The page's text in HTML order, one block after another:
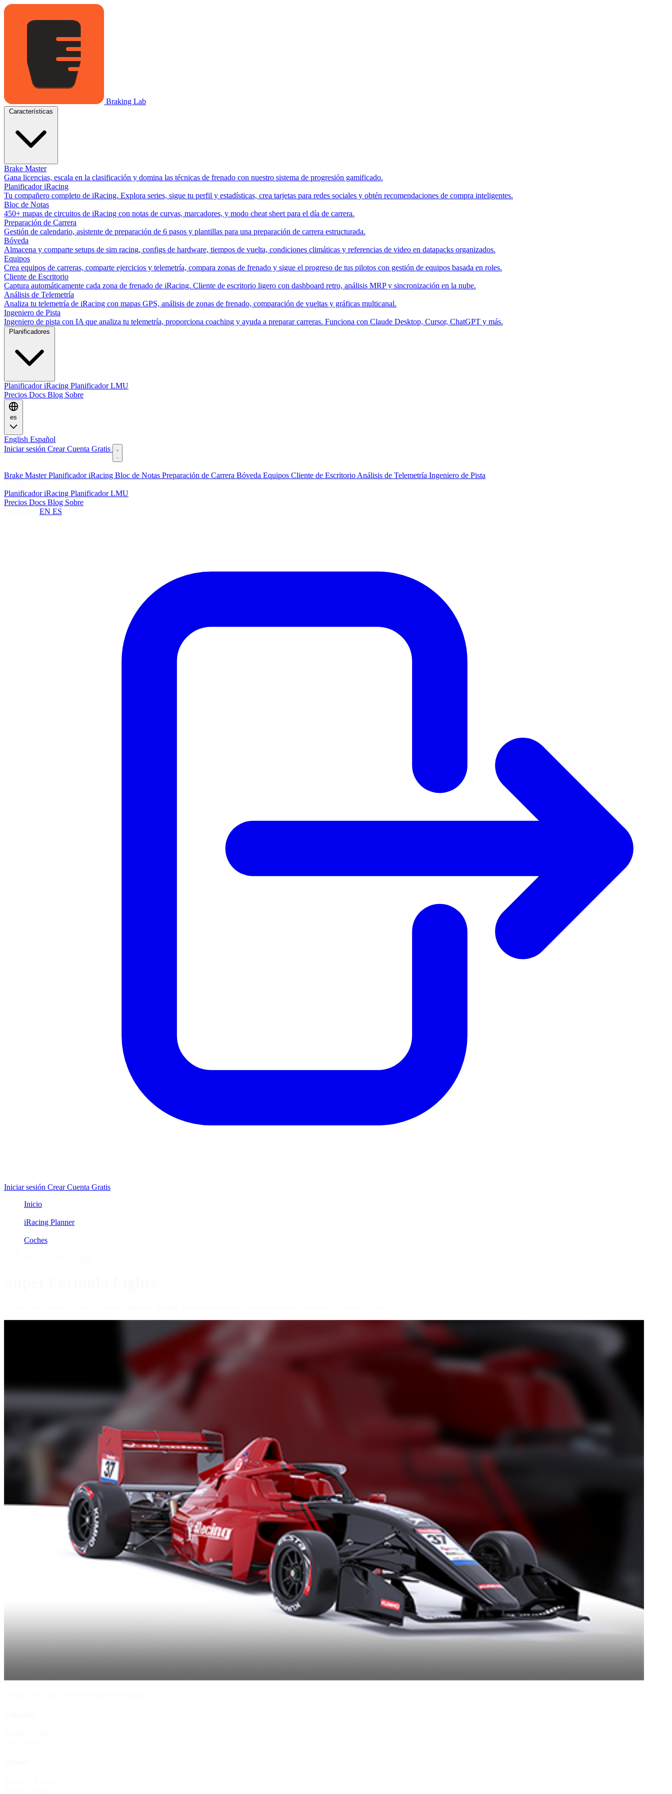
Braking Lab
Brake Master
Gana licencias, escala en la clasificación y domina las técnicas de frenado con nuestro sistema de progresión gamificado.
Planificador iRacing
Tu compañero completo de iRacing. Explora series, sigue tu perfil y estadísticas, crea tarjetas para redes sociales y obtén recomendaciones de compra inteligentes.
Bloc de Notas
450+ mapas de circuitos de iRacing con notas de curvas, marcadores, y modo cheat sheet para el día de carrera.
Preparación de Carrera
Gestión de calendario, asistente de preparación de 6 pasos y plantillas para una preparación de carrera estructurada.
Bóveda
Almacena y comparte setups de sim racing, configs de hardware, tiempos de vuelta, condiciones climáticas y referencias de video en datapacks organizados.
Equipos
Crea equipos de carreras, comparte ejercicios y telemetría, compara zonas de frenado y sigue el progreso de tus pilotos con gestión de equipos basada en roles.
Cliente de Escritorio
Captura automáticamente cada zona de frenado de iRacing. Cliente de escritorio ligero con dashboard retro, análisis MRP y sincronización en la nube.
Análisis de Telemetría
Analiza tu telemetría de iRacing con mapas GPS, análisis de zonas de frenado, comparación de vueltas y gráficas multicanal.
Ingeniero de Pista
Ingeniero de pista con IA que analiza tu telemetría, proporciona coaching y ayuda a preparar carreras. Funciona con Claude Desktop, Cursor, ChatGPT y más.
Planificador iRacing Planificador LMU
Precios Docs Blog Sobre
es
English Español
Iniciar sesión Crear Cuenta Gratis
Brake MasterPlanificador iRacing Bloc de Notas Preparación de Carrera Bóveda Equipos Cliente de Escritorio Análisis de Telemetría Ingeniero de Pista
Planificador iRacing Planificador LMU
Precios Docs Blog Sobre
EN ES
Iniciar sesión Crear Cuenta Gratis
Inicio
iRacing Planner
Coches